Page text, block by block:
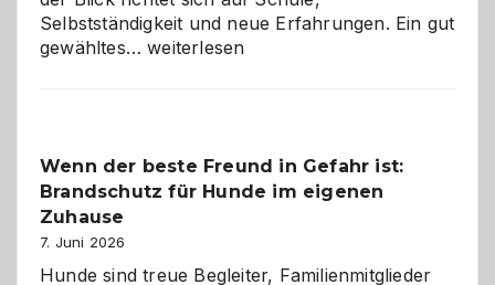
Selbstständigkeit und neue Erfahrungen. Ein gut
gewähltes…Abschied
und
herzlich
weiterlesen
Wenn der beste Freund in Gefahr ist:
Brandschutz für Hunde im eigenen
Zuhause
7. Juni 2026
Hunde sind treue Begleiter, Familienmitglieder